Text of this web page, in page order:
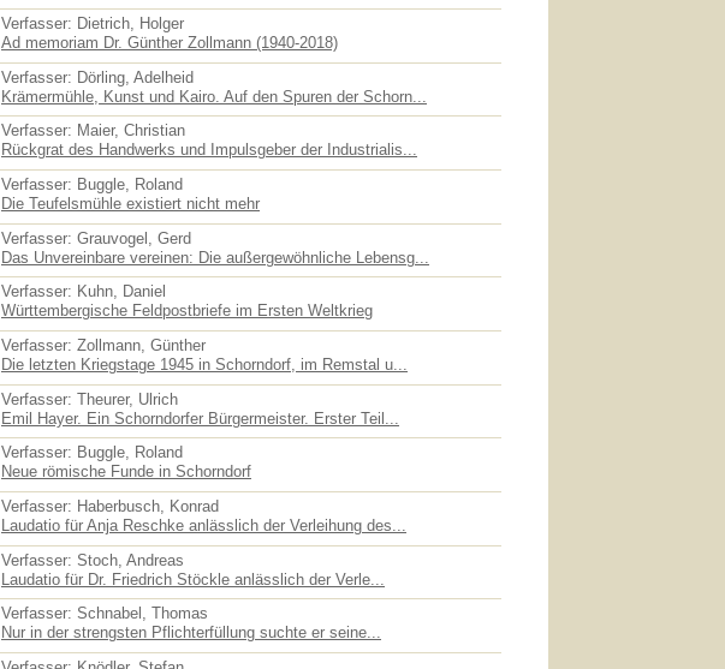
Verfasser: Dietrich, Holger
Ad memoriam Dr. Günther Zollmann (1940-2018)
Verfasser: Dörling, Adelheid
Krämermühle, Kunst und Kairo. Auf den Spuren der Schorn...
Verfasser: Maier, Christian
Rückgrat des Handwerks und Impulsgeber der Industrialis...
Verfasser: Buggle, Roland
Die Teufelsmühle existiert nicht mehr
Verfasser: Grauvogel, Gerd
Das Unvereinbare vereinen: Die außergewöhnliche Lebensg...
Verfasser: Kuhn, Daniel
Württembergische Feldpostbriefe im Ersten Weltkrieg
Verfasser: Zollmann, Günther
Die letzten Kriegstage 1945 in Schorndorf, im Remstal u...
Verfasser: Theurer, Ulrich
Emil Hayer. Ein Schorndorfer Bürgermeister. Erster Teil...
Verfasser: Buggle, Roland
Neue römische Funde in Schorndorf
Verfasser: Haberbusch, Konrad
Laudatio für Anja Reschke anlässlich der Verleihung des...
Verfasser: Stoch, Andreas
Laudatio für Dr. Friedrich Stöckle anlässlich der Verle...
Verfasser: Schnabel, Thomas
Nur in der strengsten Pflichterfüllung suchte er seine...